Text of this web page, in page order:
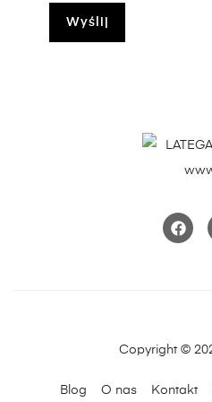
Copyright ©
Blog O nas Kontakt